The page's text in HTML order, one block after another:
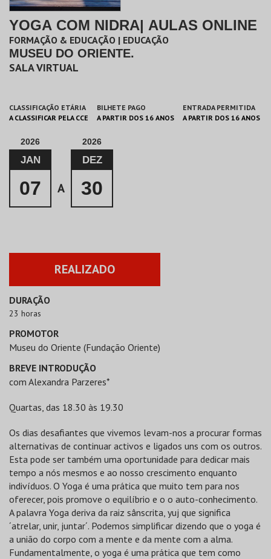
YOGA COM NIDRA| AULAS ONLINE
FORMAÇÃO & EDUCAÇÃO | EDUCAÇÃO
MUSEU DO ORIENTE.
SALA VIRTUAL
CLASSIFICAÇÃO ETÁRIA
A CLASSIFICAR PELA CCE
BILHETE PAGO
A PARTIR DOS 16 ANOS
ENTRADA PERMITIDA
A PARTIR DOS 16 ANOS
2026
JAN
07 A
2026
DEZ
30
REALIZADO
DURAÇÃO
23 horas
PROMOTOR
Museu do Oriente (Fundação Oriente)
BREVE INTRODUÇÃO
com Alexandra Parzeres*
Quartas, das 18.30 às 19.30
Os dias desafiantes que vivemos levam-nos a procurar formas
alternativas de continuar activos e ligados uns com os outros.
Esta pode ser também uma oportunidade para dedicar mais
tempo a nós mesmos e ao nosso crescimento enquanto
indivíduos. O Yoga é uma prática que muito tem para nos
oferecer, pois promove o equilíbrio e o o auto-conhecimento.
A palavra Yoga deriva da raiz sânscrita, yuj que significa
´atrelar, unir, juntar´. Podemos simplificar dizendo que o yoga é
a união do corpo com a mente e da mente com a alma.
Fundamentalmente, o yoga é uma prática que tem como